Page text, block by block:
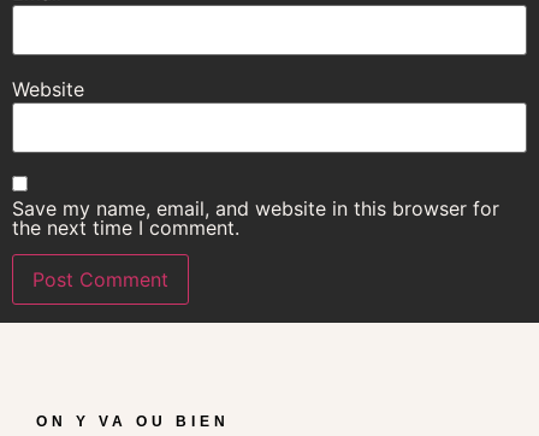
Website
Save my name, email, and website in this browser for
the next time I comment.
ON Y VA OU BIEN